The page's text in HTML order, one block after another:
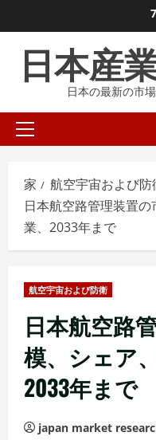
ン
に
ま
日本産
日本の最新の市
プ
イ
マ
リ
メ
ー
家
航空宇宙および防
日本航空路管理装置
業、2033年まで
航空宇宙および防衛
日本航空路
模、シェア
2033年まで
japan market